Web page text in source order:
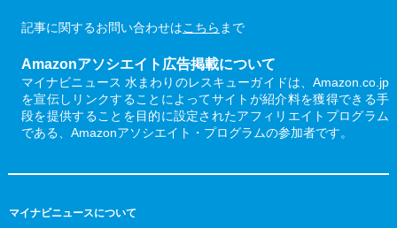
記事に関するお問い合わせはこちら まで
Amazonアソシエイト広告掲載について
マイナビニュース 水まわりのレスキューガイドは、Amazon.co.jp
を宣伝しリンクすることによってサイトが紹介料を獲得できる手
段を提供することを目的に設定されたアフィリエイトプログラム
である、Amazonアソシエイト・プログラムの参加者です。
マイナビニュースについて